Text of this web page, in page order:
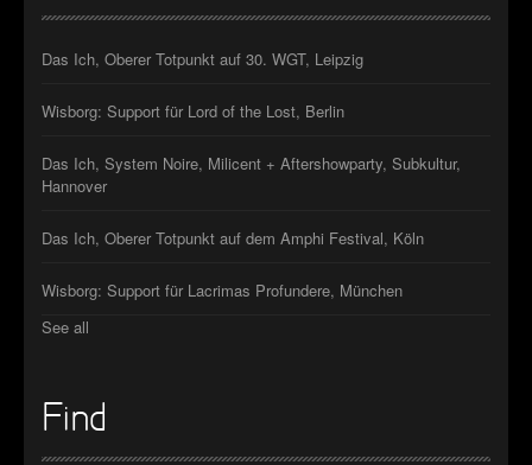
Das Ich, Oberer Totpunkt auf 30. WGT, Leipzig
Wisborg: Support für Lord of the Lost, Berlin
Das Ich, System Noire, Milicent + Aftershowparty, Subkultur,
Hannover
Das Ich, Oberer Totpunkt auf dem Amphi Festival, Köln
Wisborg: Support für Lacrimas Profundere, München
See all
Find